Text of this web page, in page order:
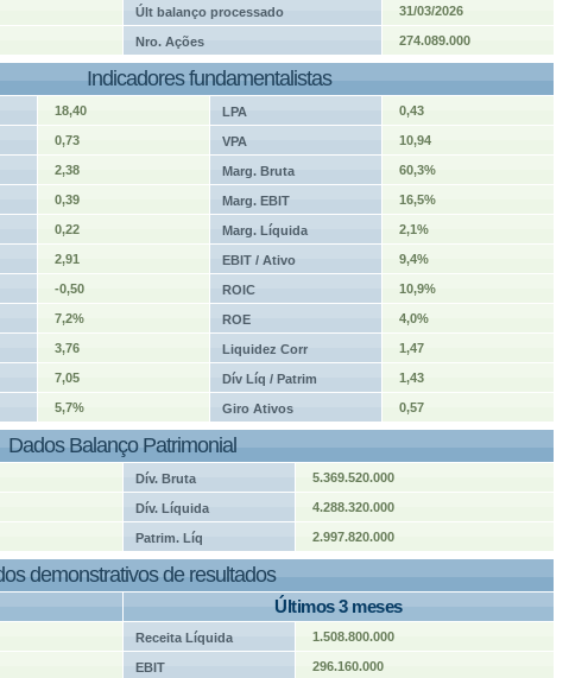
Últ balanço processado 31/03/2026
Nro. Ações 274.089.000
Indicadores fundamentalistas
18,40 LPA 0,43
0,73 VPA 10,94
2,38 Marg. Bruta 60,3%
0,39 Marg. EBIT 16,5%
0,22 Marg. Líquida 2,1%
2,91 EBIT / Ativo 9,4%
-0,50 ROIC 10,9%
7,2% ROE 4,0%
3,76 Liquidez Corr 1,47
7,05 Dív Líq / Patrim 1,43
5,7% Giro Ativos 0,57
Dados Balanço Patrimonial
Dív. Bruta 5.369.520.000
Dív. Líquida 4.288.320.000
Patrim. Líq 2.997.820.000
demonstrativos de resultados
Últimos 3 meses
Receita Líquida 1.508.800.000
EBIT 296.160.000